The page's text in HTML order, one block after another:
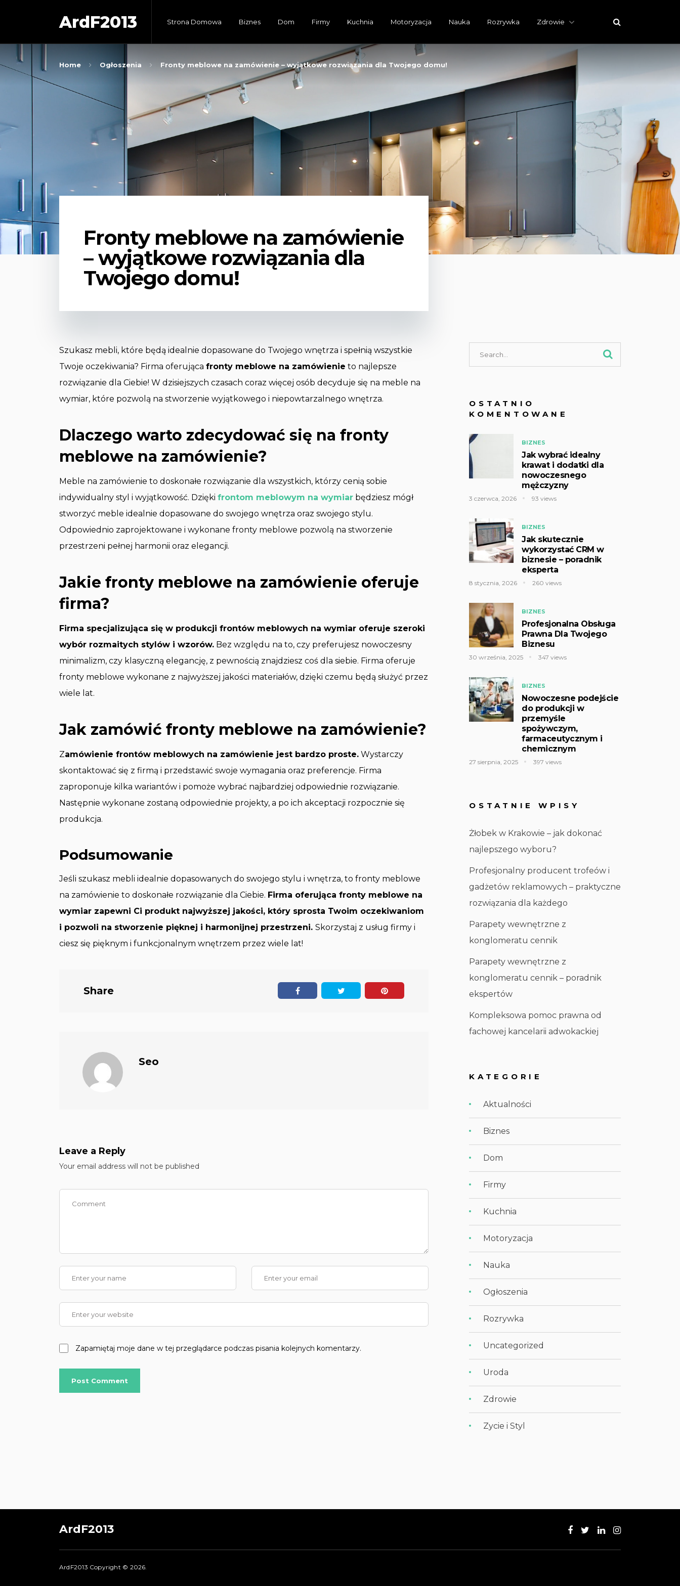
ArdF2013 Strona Domowa Biznes Dom Firmy Kuchnia Motoryzacja Nauka Rozrywka Zdrowie
Home Ogłoszenia Fronty meblowe na zamówienie – wyjątkowe rozwiązania dla Twojego domu!
Fronty meblowe na zamówienie
– wyjątkowe rozwiązania dla
Twojego domu!
Szukasz mebli, które będą idealnie dopasowane do Twojego wnętrza i spełnią wszystkie
Twoje oczekiwania? Firma oferująca fronty meblowe na zamówienie to najlepsze
rozwiązanie dla Ciebie! W dzisiejszych czasach coraz więcej osób decyduje się na meble na
wymiar, które pozwolą na stworzenie wyjątkowego i niepowtarzalnego wnętrza.
Dlaczego warto zdecydować się na fronty
meblowe na zamówienie?
Meble na zamówienie to doskonałe rozwiązanie dla wszystkich, którzy cenią sobie
indywidualny styl i wyjątkowość. Dzięki frontom meblowym na wymiar będziesz mógł
stworzyć meble idealnie dopasowane do swojego wnętrza oraz swojego stylu.
Odpowiednio zaprojektowane i wykonane fronty meblowe pozwolą na stworzenie
przestrzeni pełnej harmonii oraz elegancji.
Jakie fronty meblowe na zamówienie oferuje
firma?
Firma specjalizująca się w produkcji frontów meblowych na wymiar oferuje szeroki
wybór rozmaitych stylów i wzorów. Bez względu na to, czy preferujesz nowoczesny
minimalizm, czy klasyczną elegancję, z pewnością znajdziesz coś dla siebie. Firma oferuje
fronty meblowe wykonane z najwyższej jakości materiałów, dzięki czemu będą służyć przez
wiele lat.
Jak zamówić fronty meblowe na zamówienie?
Zamówienie frontów meblowych na zamówienie jest bardzo proste. Wystarczy
skontaktować się z firmą i przedstawić swoje wymagania oraz preferencje. Firma
zaproponuje kilka wariantów i pomoże wybrać najbardziej odpowiednie rozwiązanie.
Następnie wykonane zostaną odpowiednie projekty, a po ich akceptacji rozpocznie się
produkcja.
Podsumowanie
Jeśli szukasz mebli idealnie dopasowanych do swojego stylu i wnętrza, to fronty meblowe
na zamówienie to doskonałe rozwiązanie dla Ciebie. Firma oferująca fronty meblowe na
wymiar zapewni Ci produkt najwyższej jakości, który sprosta Twoim oczekiwaniom
i pozwoli na stworzenie pięknej i harmonijnej przestrzeni. Skorzystaj z usług firmy i
ciesz się pięknym i funkcjonalnym wnętrzem przez wiele lat!
Share
Seo
Leave a Reply
Your email address will not be published
Zapamiętaj moje dane w tej przeglądarce podczas pisania kolejnych komentarzy.
OSTATNIO
KOMENTOWANE
BIZNES
Jak wybrać idealny
krawat i dodatki dla
nowoczesnego
mężczyzny
3 czerwca, 2026 93 views
BIZNES
Jak skutecznie
wykorzystać CRM w
biznesie – poradnik
eksperta
8 stycznia, 2026 260 views
BIZNES
Profesjonalna Obsługa
Prawna Dla Twojego
Biznesu
30 września, 2025 347 views
BIZNES
Nowoczesne podejście
do produkcji w
przemyśle
spożywczym,
farmaceutycznym i
chemicznym
27 sierpnia, 2025 397 views
OSTATNIE WPISY
Żłobek w Krakowie – jak dokonać
najlepszego wyboru?
Profesjonalny producent trofeów i
gadżetów reklamowych – praktyczne
rozwiązania dla każdego
Parapety wewnętrzne z
konglomeratu cennik
Parapety wewnętrzne z
konglomeratu cennik – poradnik
ekspertów
Kompleksowa pomoc prawna od
fachowej kancelarii adwokackiej
KATEGORIE
Aktualności
Biznes
Dom
Firmy
Kuchnia
Motoryzacja
Nauka
Ogłoszenia
Rozrywka
Uncategorized
Uroda
Zdrowie
Zycie i Styl
ArdF2013
ArdF2013 Copyright © 2026.